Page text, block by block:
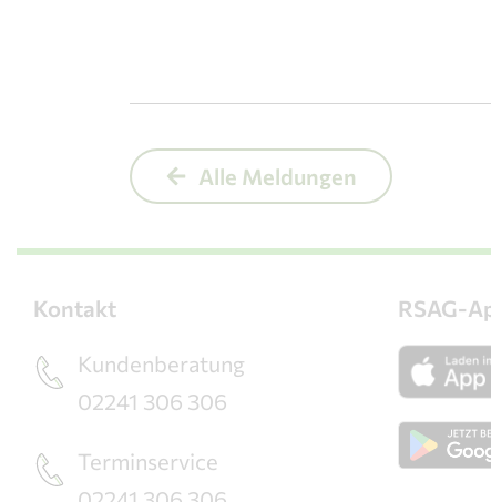
Alle Meldungen
Kontakt
Kundenberatung
02241 306 306
Terminservice
RSAG-